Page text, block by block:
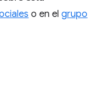
o en el grupo